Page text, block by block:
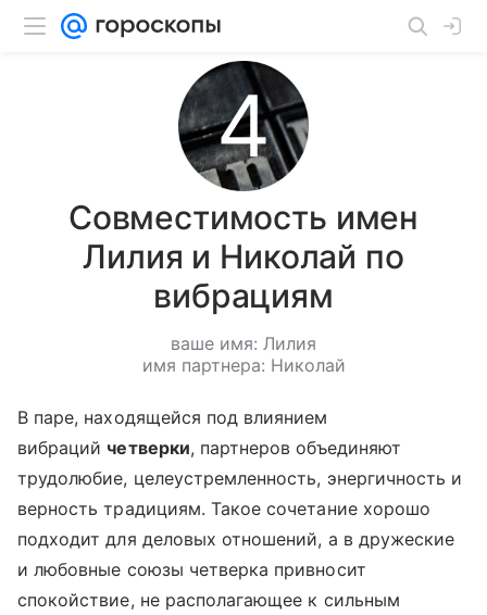
Совместимость имен
Лилия и Николай по
вибрациям
ваше имя: Лилия
имя партнера: Николай
В паре, находящейся под влиянием
вибраций четверки, партнеров объединяют
трудолюбие, целеустремленность, энергичность и
верность традициям. Такое сочетание хорошо
подходит для деловых отношений, а в дружеские
и любовные союзы четверка привносит
спокойствие, не располагающее к сильным